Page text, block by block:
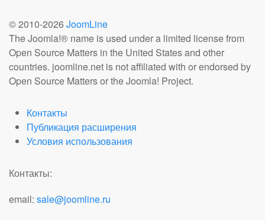
© 2010-2026 JoomLine
The Joomla!® name is used under a limited license from
Open Source Matters in the United States and other
countries. joomline.net is not affiliated with or endorsed by
Open Source Matters or the Joomla! Project.
Контакты
Публикация расширения
Условия использования
Контакты:
email: sale@joomline.ru